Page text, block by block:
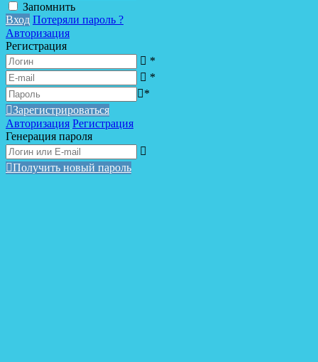
Запомнить
Вход Потеряли пароль ?
Авторизация
Регистрация
*
*
*
Зарегистрироваться
Авторизация Регистрация
Генерация пароля
Получить новый пароль